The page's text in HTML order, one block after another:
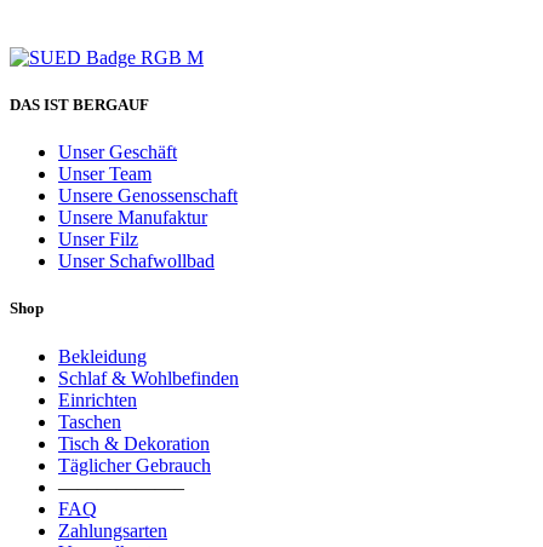
DAS IST BERGAUF
Unser Geschäft
Unser Team
Unsere Genossenschaft
Unsere Manufaktur
Unser Filz
Unser Schafwollbad
Shop
Bekleidung
Schlaf & Wohlbefinden
Einrichten
Taschen
Tisch & Dekoration
Täglicher Gebrauch
——————–
FAQ
Zahlungsarten